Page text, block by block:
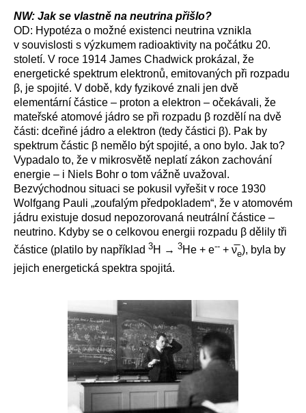
NW: Jak se vlastně na neutrina přišlo?
OD: Hypotéza o možné existenci neutrina vznikla
v souvislosti s výzkumem radioaktivity na počátku 20.
století. V roce 1914 James Chadwick prokázal, že
energetické spektrum elektronů, emitovaných při rozpadu
β, je spojité. V době, kdy fyzikové znali jen dvě
elementární částice – proton a elektron – očekávali, že
mateřské atomové jádro se při rozpadu β rozdělí na dvě
části: dceřiné jádro a elektron (tedy částici β). Pak by
spektrum částic β nemělo být spojité, a ono bylo. Jak to?
Vypadalo to, že v mikrosvětě neplatí zákon zachování
energie – i Niels Bohr o tom vážně uvažoval.
Bezvýchodnou situaci se pokusil vyřešit v roce 1930
Wolfgang Pauli „zoufalým předpokladem“, že v atomovém
jádru existuje dosud nepozorovaná neutrální částice ‒
neutrino. Kdyby se o celkovou energii rozpadu β dělily tři
částice (platilo by například 3H → 3He + e-- + ν̅e), byla by
jejich energetická spektra spojitá.